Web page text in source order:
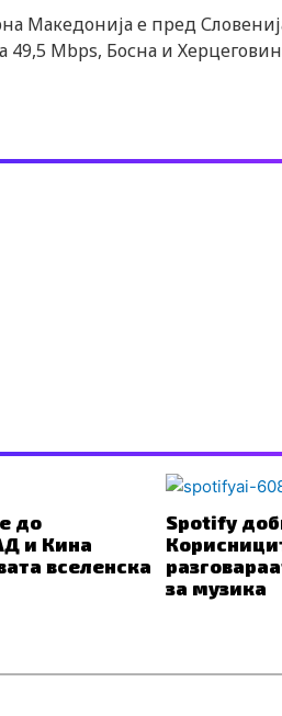
Македонија е пред
Mbps, Босна и
до
и Кина
вселенска
Spotify
за музика